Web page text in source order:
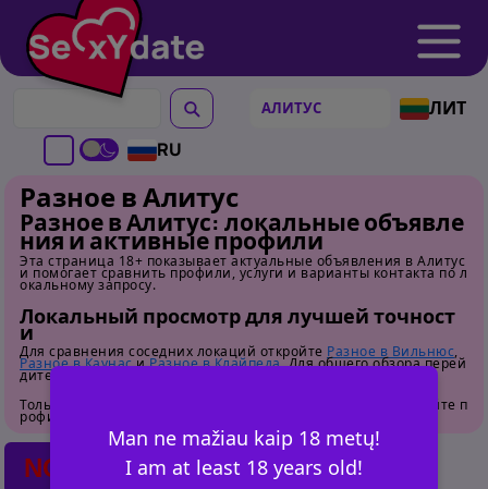
ЛИТ
RU
Man ne mažiau kaip 18 metų!
I am at least 18 years old!
Разное в Алитус
Разное в Алитус: локальные объявле
ния и активные профили
Эта страница 18+ показывает актуальные объявления в Алитус
и помогает сравнить профили, услуги и варианты контакта по л
окальному запросу.
Локальный просмотр для лучшей точност
и
Для сравнения соседних локаций откройте Разное в Вильнюс,
Разное в КаунасиРазное в Клайпеда. Для общего обзора перей
дите на
Только для взрослых. Перед контактом внимательно изучайте п
рофили.
NO POSTS FOUND